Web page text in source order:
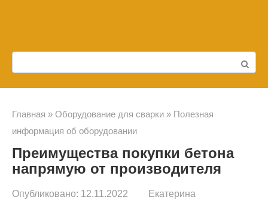
контенту
Главная » Оборудование для сварки » Полезная
информация об оборудовании
Преимущества покупки бетона
напрямую от производителя
Опубликовано: 12.11.2022 Екатерина